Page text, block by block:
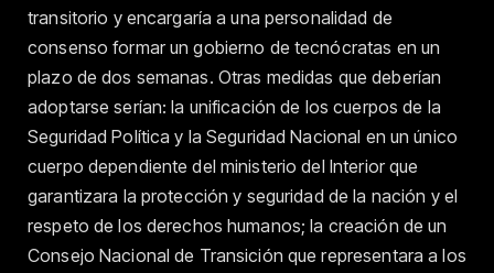
transitorio y encargaría a una personalidad de
consenso formar un gobierno de tecnócratas en un
plazo de dos semanas. Otras medidas que deberían
adoptarse serían: la unificación de los cuerpos de la
Seguridad Política y la Seguridad Nacional en un único
cuerpo dependiente del ministerio del Interior que
garantizara la protección y seguridad de la nación y el
respeto de los derechos humanos; la creación de un
Consejo Nacional de Transición que representara a los